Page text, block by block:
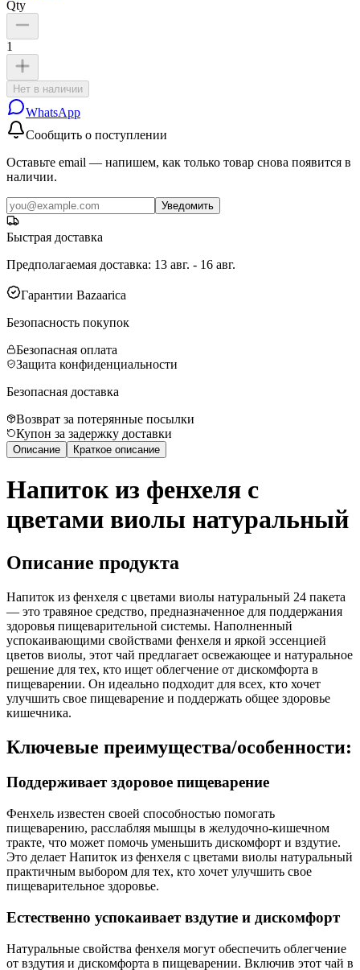
Qty
1
Нет в наличии
WhatsApp
Сообщить о поступлении
Оставьте email — напишем, как только товар снова появится в
наличии.
Уведомить
Быстрая доставка
Предполагаемая доставка: 13 авг. - 16 авг.
Гарантии Bazaarica
Безопасность покупок
Безопасная оплата
Защита конфиденциальности
Безопасная доставка
Возврат за потерянные посылки
Купон за задержку доставки
Описание Краткое описание
Напиток из фенхеля с
цветами виолы натуральный
Описание продукта
Напиток из фенхеля с цветами виолы натуральный 24 пакета
— это травяное средство, предназначенное для поддержания
здоровья пищеварительной системы. Наполненный
успокаивающими свойствами фенхеля и яркой эссенцией
цветов виолы, этот чай предлагает освежающее и натуральное
решение для тех, кто ищет облегчение от дискомфорта в
пищеварении. Он идеально подходит для всех, кто хочет
улучшить свое пищеварение и поддержать общее здоровье
кишечника.
Ключевые преимущества/особенности:
Поддерживает здоровое пищеварение
Фенхель известен своей способностью помогать
пищеварению, расслабляя мышцы в желудочно-кишечном
тракте, что может помочь уменьшить дискомфорт и вздутие.
Это делает Напиток из фенхеля с цветами виолы натуральный
практичным выбором для тех, кто хочет улучшить свое
пищеварительное здоровье.
Естественно успокаивает вздутие и дискомфорт
Натуральные свойства фенхеля могут обеспечить облегчение
от вздутия и дискомфорта в пищеварении. Включив этот чай в